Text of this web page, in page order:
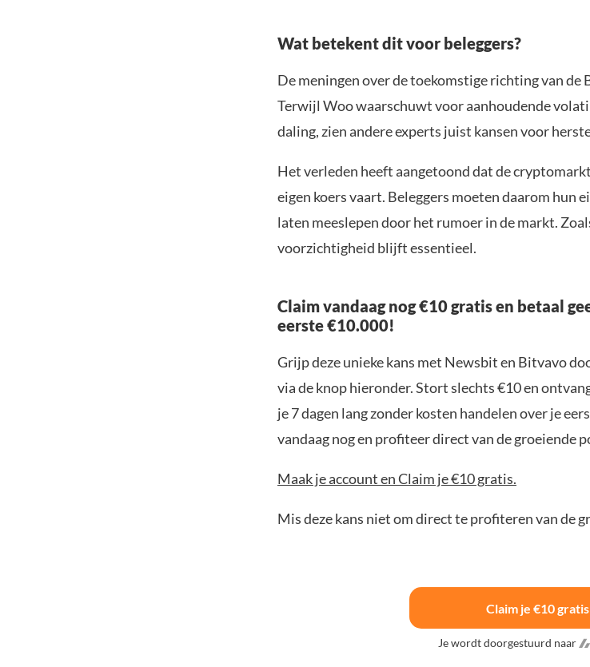
Wat betekent dit voor beleggers?
De meningen over de toekomstige richting van
Terwijl Woo waarschuwt voor aanhoudende
daling, zien andere experts juist kansen voor
Het verleden heeft aangetoond dat de
eigen koers vaart. Beleggers moeten daarom hun
laten meeslepen door het rumoer in de markt.
voorzichtigheid blijft essentieel.
Claim vandaag nog €10 gratis en betaal
eerste €10.000!
Grijp deze unieke kans met Newsbit en Bitvavo
via de knop hieronder. Stort slechts €10 en
je 7 dagen lang zonder kosten handelen over je
vandaag nog en profiteer direct van de groeiende
Maak je account en Claim je €10 gratis.
Mis deze kans niet om direct te profiteren van de
Claim je €10 gratis
Je wordt doorgestuurd naar